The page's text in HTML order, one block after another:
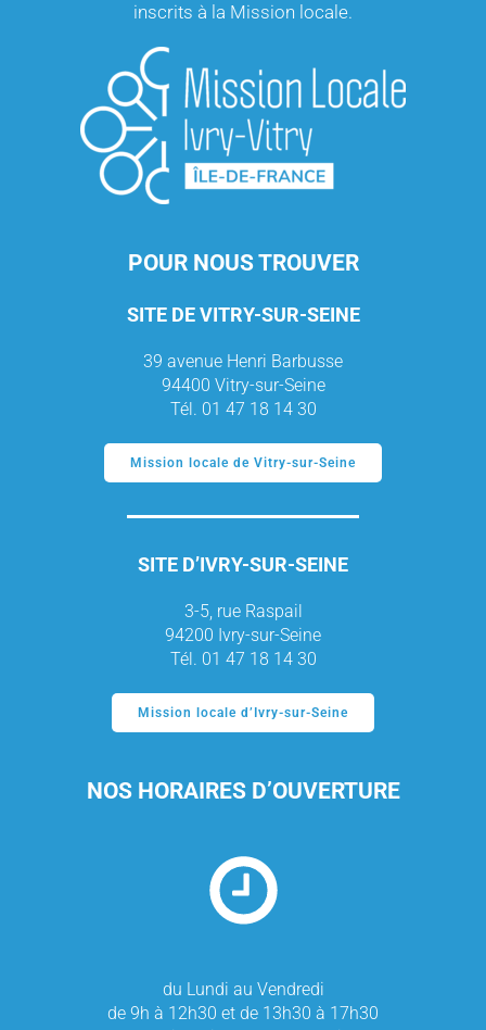
inscrits à la Mission locale.
POUR NOUS TROUVER
SITE DE VITRY-SUR-SEINE
39 avenue Henri Barbusse
94400 Vitry-sur-Seine
Tél. 01 47 18 14 30
Mission locale de Vitry-sur-Seine
SITE D’IVRY-SUR-SEINE
3-5, rue Raspail
94200 Ivry-sur-Seine
Tél. 01 47 18 14 30
Mission locale d’Ivry-sur-Seine
NOS HORAIRES D’OUVERTURE
du Lundi au Vendredi
de 9h à 12h30 et de 13h30 à 17h30